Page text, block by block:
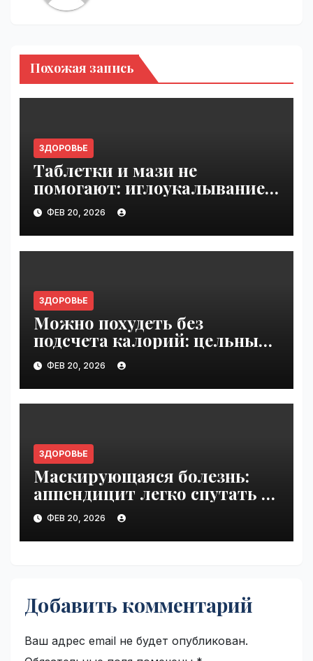
Похожая запись
ЗДОРОВЬЕ
Таблетки и мази не
помогают: иглоукалывание
снимает боль в шее и
пояснице | VseTime.ru
ФЕВ 20, 2026
ЗДОРОВЬЕ
Можно похудеть без
подсчета калорий: цельные
продукты вместо
ультрапереработанных |
VseTime.ru
ФЕВ 20, 2026
ЗДОРОВЬЕ
Маскирующаяся болезнь:
аппендицит легко спутать с
другими патологиями ЖКТ |
VseTime.ru
ФЕВ 20, 2026
Добавить комментарий
Ваш адрес email не будет опубликован.